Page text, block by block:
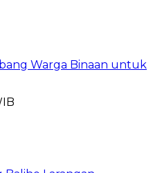
Warga Binaan untuk